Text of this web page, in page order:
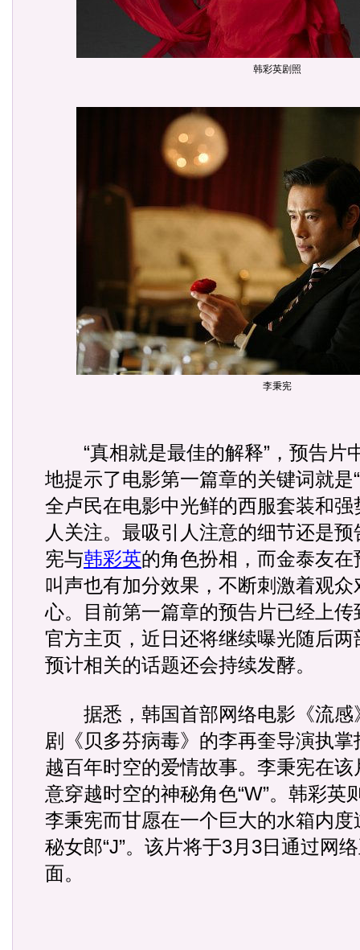
韩彩英剧照
李秉宪
“真相就是最佳的解释”，预告片
地提示了电影第一篇章的关键词就是
全卢民在电影中光鲜的西服套装和
人关注。最吸引人注意的细节还是
宪与韩彩英的角色扮相，而金泰友
叫声也有加分效果，不断刺激着观
心。目前第一篇章的预告片已经上
官方主页，近日还将继续曝光随后
预计相关的话题还会持续发酵。
据悉，韩国首部网络电影《流感
剧《贝多芬病毒》的李再奎导演执
越百年时空的爱情故事。李秉宪在
意穿越时空的神秘角色“W”。韩彩英
李秉宪而甘愿在一个巨大的水箱内
秘女郎“J”。该片将于3月3日通过网
面。